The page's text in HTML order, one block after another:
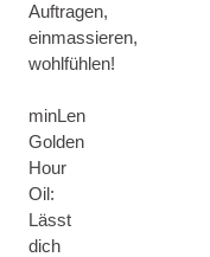
Auftragen,
einmassieren,
wohlfühlen!
minLen
Golden
Hour
Oil:
Lässt
dich